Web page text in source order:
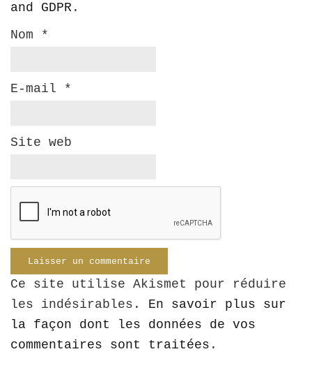
and GDPR .
Nom *
E-mail *
Site web
Ce site utilise Akismet pour réduire
les indésirables. En savoir plus sur
la façon dont les données de vos
commentaires sont traitées .